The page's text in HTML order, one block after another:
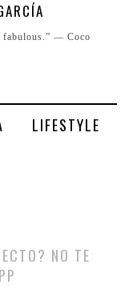
fabulous.” ― Coco
LIFESTYLE
NO TE